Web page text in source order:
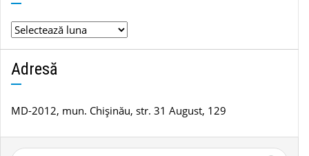
Adresă
MD-2012, mun. Chișinău, str. 31 August, 129